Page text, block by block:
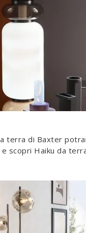
terra di Baxter
scopri Haiku da